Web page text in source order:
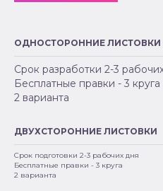
ОДНОСТОРОННИЕ ЛИСТОВКИ
Срок разработки 2-3
Бесплатные правки - 3 круга
2 варианта
ДВУХСТОРОННИЕ ЛИСТОВКИ
Срок подготовки 2-3 рабочих дня
Бесплатные правки - 3 круга
2 варианта